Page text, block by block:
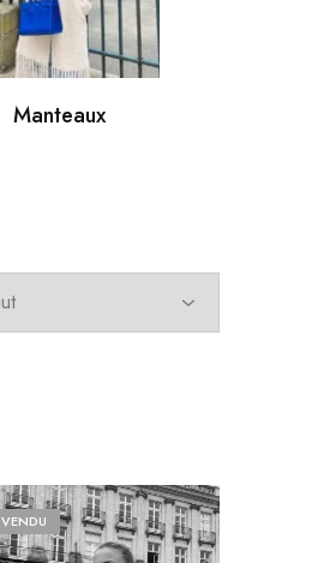
Manteaux
VENDU